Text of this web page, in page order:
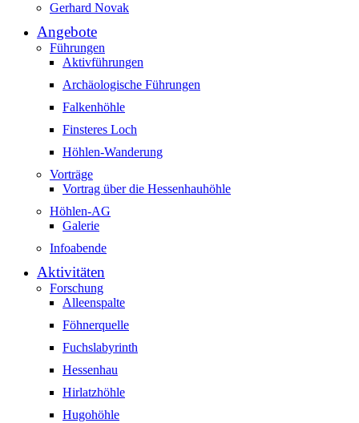
Gerhard Novak
Angebote
Führungen
Aktivführungen
Archäologische Führungen
Falkenhöhle
Finsteres Loch
Höhlen-Wanderung
Vorträge
Vortrag über die Hessenhauhöhle
Höhlen-AG
Galerie
Infoabende
Aktivitäten
Forschung
Alleenspalte
Föhnerquelle
Fuchslabyrinth
Hessenhau
Hirlatzhöhle
Hugohöhle